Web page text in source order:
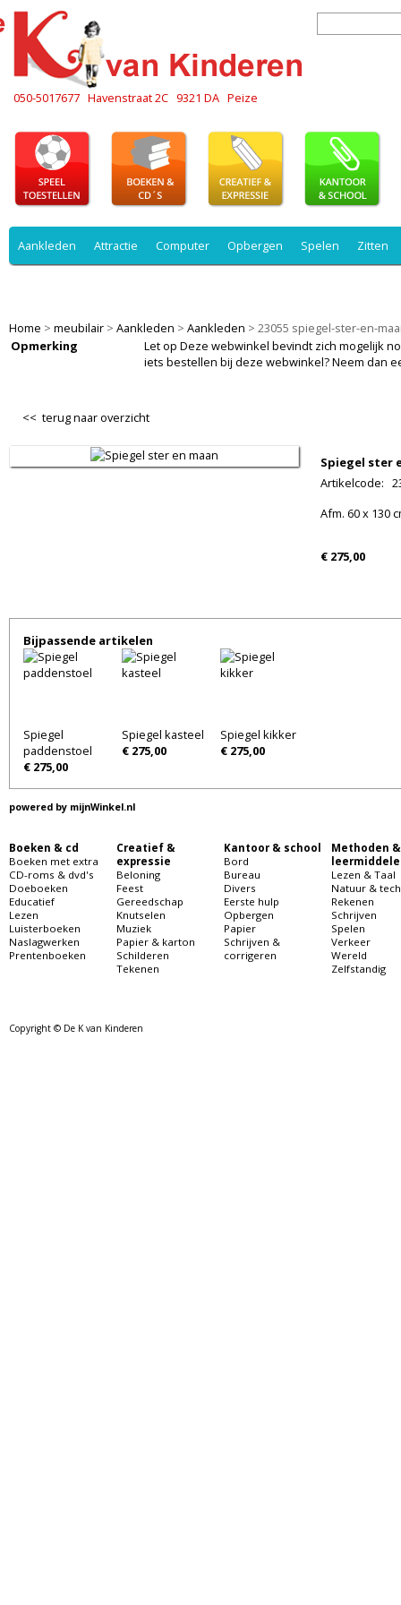
050-5017677 Havenstraat 2C 9321 DA Peize
Aankleden Attractie Computer Opbergen Spelen Zitten
Home > meubilair > Aankleden > Aankleden > 23055 spiegel-ster-en-
Opmerking
Let op Deze webwinkel bevindt zich mogelijk
iets bestellen bij deze webwinkel? Neem dan
<< terug naar overzicht
Spiegel ster
Artikelcode:
Afm. 60 x 130
€ 275,00
Bijpassende artikelen
Spiegel
paddenstoel
€ 275,00
Spiegel kasteel
€ 275,00
Spiegel kikker
€ 275,00
powered by mijnWinkel.nl
Boeken & cd
Boeken met extra
CD-roms & dvd's
Doeboeken
Educatief
Lezen
Luisterboeken
Naslagwerken
Prentenboeken
Creatief &
expressie
Beloning
Feest
Gereedschap
Knutselen
Muziek
Papier & karton
Schilderen
Tekenen
Kantoor & school
Bord
Bureau
Divers
Eerste hulp
Opbergen
Papier
Schrijven &
corrigeren
Methoden &
Lezen & Taal
Natuur &
Rekenen
Schrijven
Spelen
Verkeer
Wereld
Zelfstandig
Copyright © De K van Kinderen